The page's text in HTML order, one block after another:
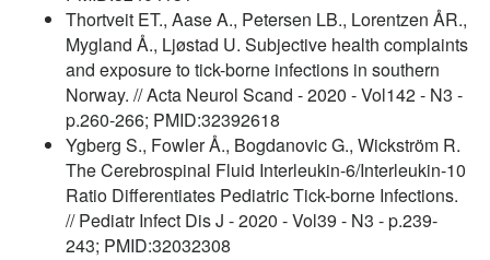
Thortveit ET., Aase A., Petersen LB., Lorentzen ÅR.,
Mygland Å., Ljøstad U. Subjective health complaints
and exposure to tick-borne infections in southern
Norway. // Acta Neurol Scand - 2020 - Vol142 - N3 -
p.260-266; PMID:32392618
Ygberg S., Fowler Å., Bogdanovic G., Wickström R.
The Cerebrospinal Fluid Interleukin-6/Interleukin-10
Ratio Differentiates Pediatric Tick-borne Infections.
// Pediatr Infect Dis J - 2020 - Vol39 - N3 - p.239-
243; PMID:32032308